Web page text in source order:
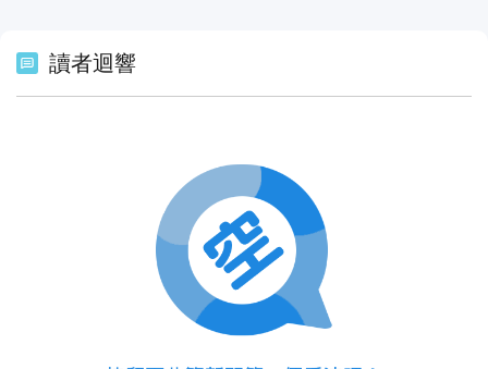
讀者迴響